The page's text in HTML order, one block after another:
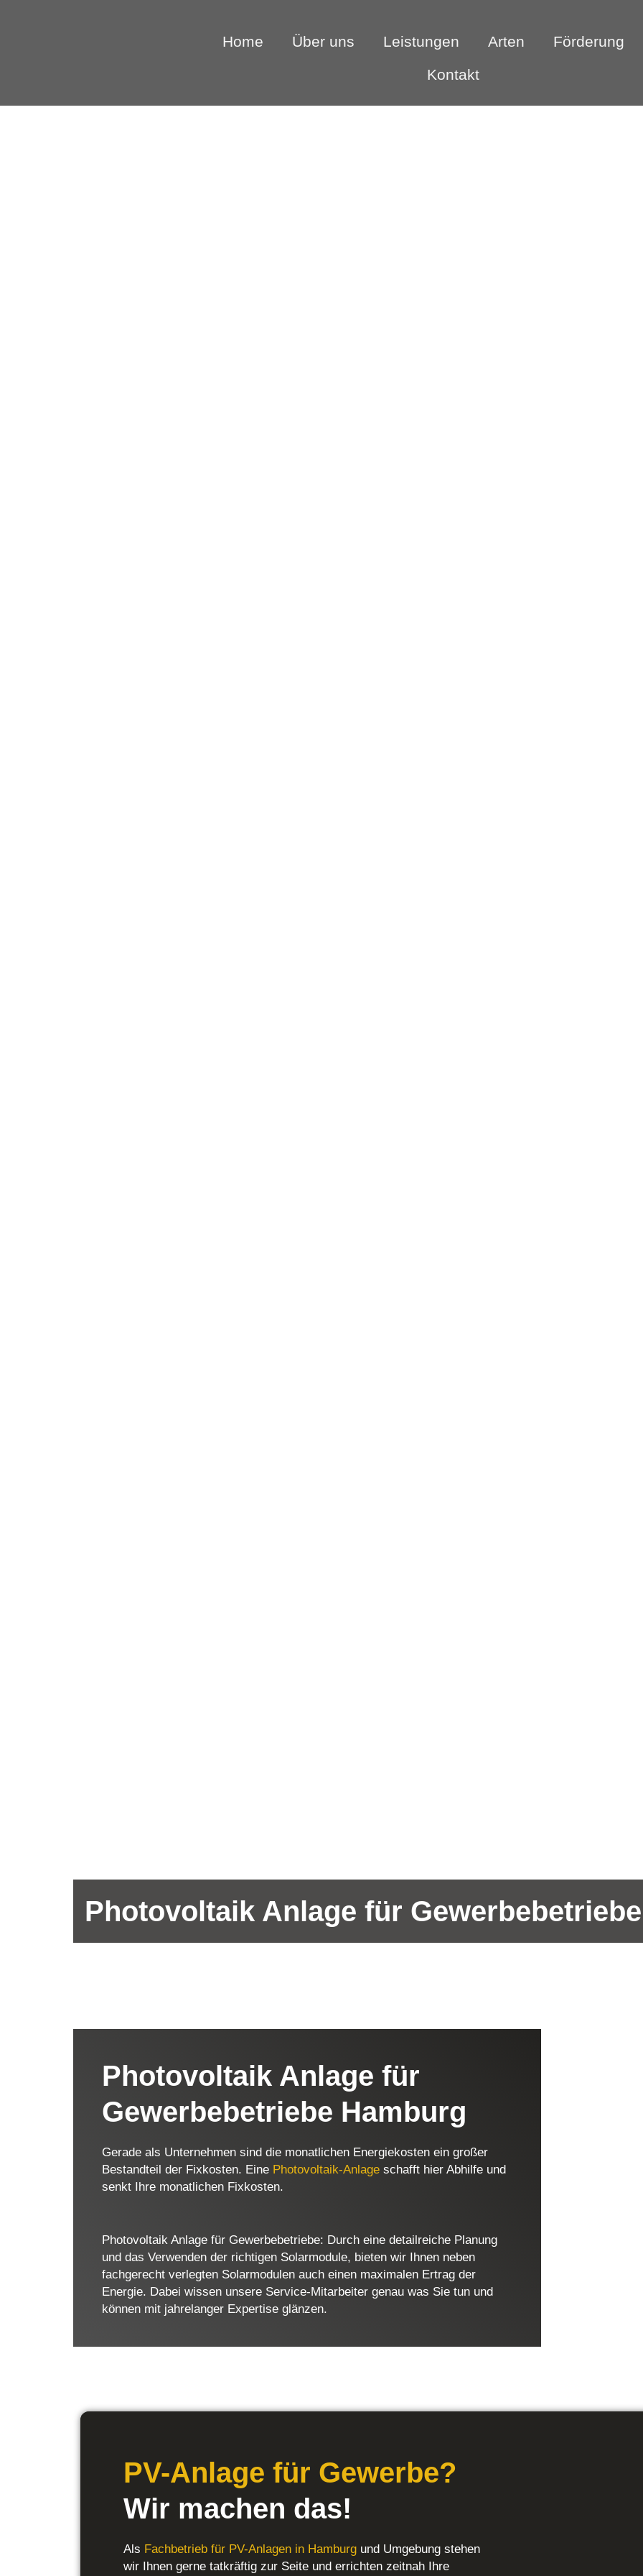
Home Über uns Leistungen Arten Förderung
Kontakt
Photovoltaik Anlage für Gewerbebetriebe
Photovoltaik Anlage für
Gewerbebetriebe Hamburg
Gerade als Unternehmen sind die monatlichen Energiekosten ein großer
Bestandteil der Fixkosten. Eine Photovoltaik-Anlage schafft hier Abhilfe und
senkt Ihre monatlichen Fixkosten.
Photovoltaik Anlage für Gewerbebetriebe: Durch eine detailreiche Planung
und das Verwenden der richtigen Solarmodule, bieten wir Ihnen neben
fachgerecht verlegten Solarmodulen auch einen maximalen Ertrag der
Energie. Dabei wissen unsere Service-Mitarbeiter genau was Sie tun und
können mit jahrelanger Expertise glänzen.
PV-Anlage für Gewerbe?
Wir machen das!
Als Fachbetrieb für PV-Anlagen in Hamburg und Umgebung stehen
wir Ihnen gerne tatkräftig zur Seite und errichten zeitnah Ihre